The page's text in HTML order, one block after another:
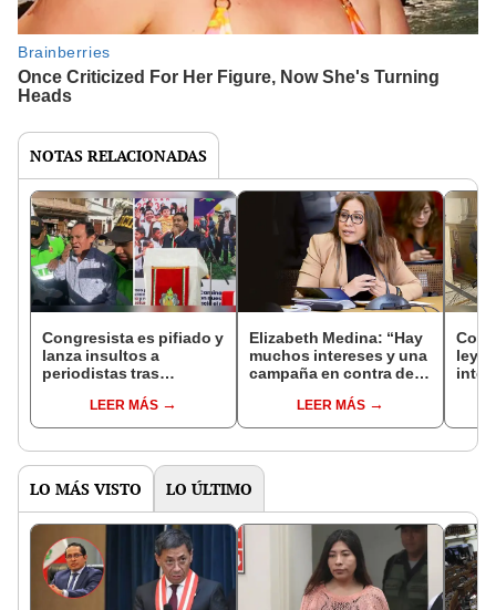
NOTAS RELACIONADAS
Congresista es pifiado y
lanza insultos a
periodistas tras
gobernador de
Amazonas
LEER MÁS
Elizabeth Medina: “Hay
muchos intereses y una
campaña en contra de
LEER MÁS
ley
LO MÁS VISTO LO ÚLTIMO